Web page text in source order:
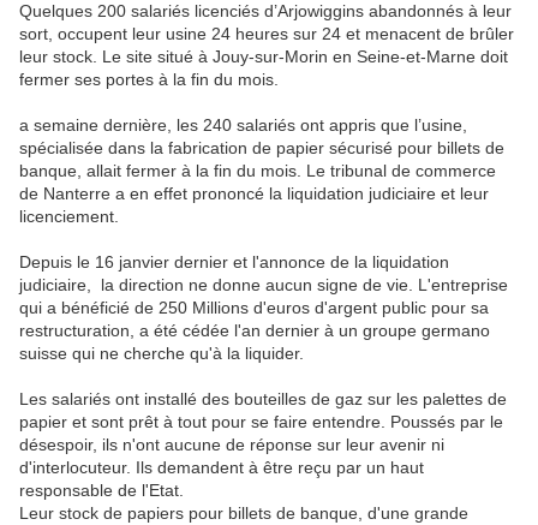
Quelques 200 salariés licenciés d’Arjowiggins abandonnés à leur
sort, occupent leur usine 24 heures sur 24 et menacent de brûler
leur stock. Le site situé à Jouy-sur-Morin en Seine-et-Marne doit
fermer ses portes à la fin du mois.
a semaine dernière, les 240 salariés ont appris que l’usine,
spécialisée dans la fabrication de papier sécurisé pour billets de
banque, allait fermer à la fin du mois. Le tribunal de commerce
de Nanterre a en effet prononcé la liquidation judiciaire et leur
licenciement.
Depuis le 16 janvier dernier et l'annonce de la liquidation
judiciaire, la direction ne donne aucun signe de vie. L'entreprise
qui a bénéficié de 250 Millions d'euros d'argent public pour sa
restructuration, a été cédée l'an dernier à un groupe germano
suisse qui ne cherche qu'à la liquider.
Les salariés ont installé des bouteilles de gaz sur les palettes de
papier et sont prêt à tout pour se faire entendre. Poussés par le
désespoir, ils n'ont aucune de réponse sur leur avenir ni
d'interlocuteur. Ils demandent à être reçu par un haut
responsable de l'Etat.
Leur stock de papiers pour billets de banque, d'une grande